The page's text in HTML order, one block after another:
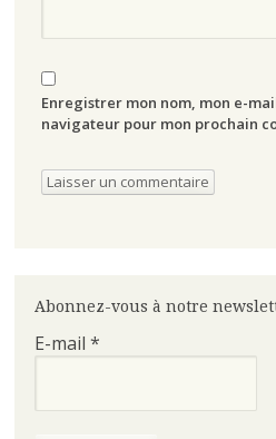
Enregistrer mon nom, mon e-
navigateur pour mon prochain
Abonnez-vous à notre
E-mail *